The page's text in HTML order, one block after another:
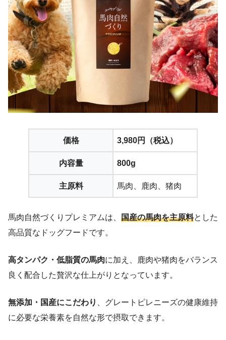
価格 3,980円（税込）
内容量 800g
主原料 馬肉、鹿肉、猪肉
馬肉自然づくりプレミアムは、 国産の馬肉を主原料とした
高品質なドッグフードです。
高タンパク・低脂質の馬肉に加え、鹿肉や猪肉をバランス
良く配合した贅沢な仕上がりとなっています。
無添加・国産にこだわり 、グレートピレニーズの健康維持
に必要な栄養素を自然な形で摂取できます。